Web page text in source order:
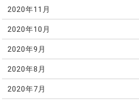
2020年11月
2020年10月
2020年9月
2020年8月
2020年7月